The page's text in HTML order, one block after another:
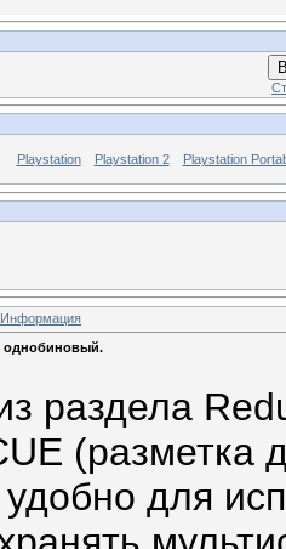
Playstation Playstation 2 Playstation
Информация
однобиновый.
раздела
(разметка
удобно для